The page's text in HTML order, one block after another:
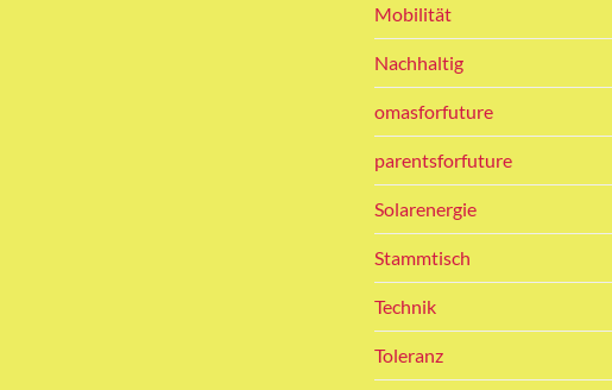
Mobilität
Nachhaltig
omasforfuture
parentsforfuture
Solarenergie
Stammtisch
Technik
Toleranz